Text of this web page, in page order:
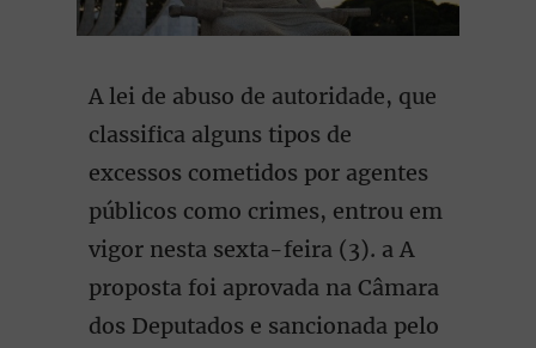
A lei de abuso de autoridade, que
classifica alguns tipos de
excessos cometidos por agentes
públicos como crimes, entrou em
vigor nesta sexta-feira (3). a A
proposta foi aprovada na Câmara
dos Deputados e sancionada pelo